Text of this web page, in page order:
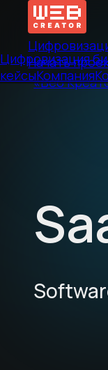
Начать
Цифровизация
кейсыКомпания
«Веб